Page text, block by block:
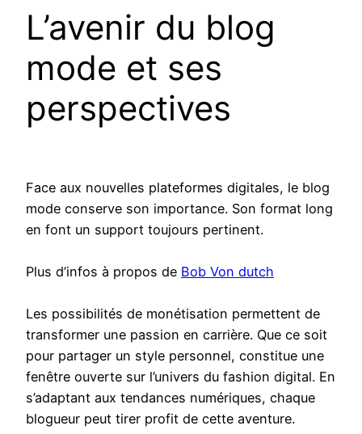
L’avenir du blog
mode et ses
perspectives
Face aux nouvelles plateformes digitales, le blog
mode conserve son importance. Son format long
en font un support toujours pertinent.
Plus d’infos à propos de Bob Von dutch
Les possibilités de monétisation permettent de
transformer une passion en carrière. Que ce soit
pour partager un style personnel, constitue une
fenêtre ouverte sur l’univers du fashion digital. En
s’adaptant aux tendances numériques, chaque
blogueur peut tirer profit de cette aventure.